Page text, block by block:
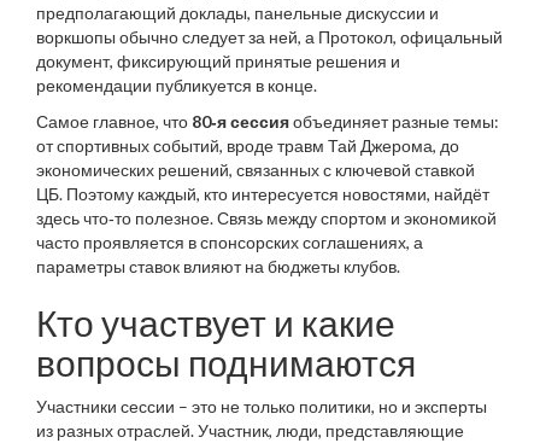
предполагающий доклады, панельные дискуссии и
воркшопы обычно следует за ней, а Протокол, офицальный
документ, фиксирующий принятые решения и
рекомендации публикуется в конце.
Самое главное, что 80‑я сессияобъединяет разные темы:
от спортивных событий, вроде травм Тай Джерома, до
экономических решений, связанных с ключевой ставкой
ЦБ. Поэтому каждый, кто интересуется новостями, найдёт
здесь что‑то полезное. Связь между спортом и экономикой
часто проявляется в спонсорских соглашениях, а
параметры ставок влияют на бюджеты клубов.
Кто участвует и какие
вопросы поднимаются
Участники сессии – это не только политики, но и эксперты
из разных отраслей.Участник, люди, представляющие